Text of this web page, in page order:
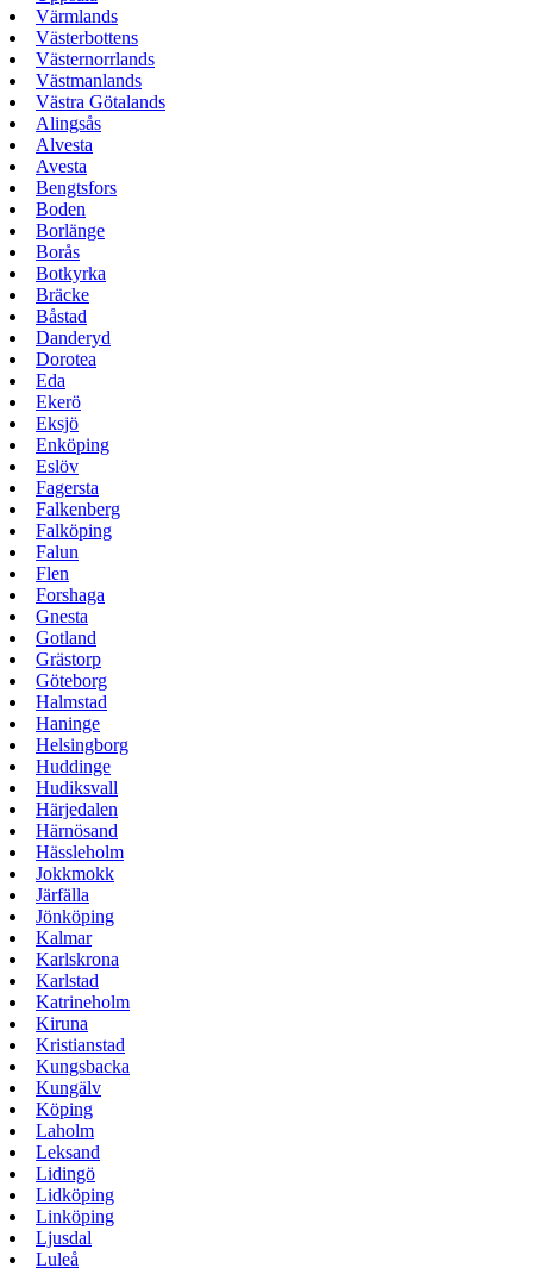
Värmlands
Västerbottens
Västernorrlands
Västmanlands
Västra Götalands
Alingsås
Alvesta
Avesta
Bengtsfors
Boden
Borlänge
Borås
Botkyrka
Bräcke
Båstad
Danderyd
Dorotea
Eda
Ekerö
Eksjö
Enköping
Eslöv
Fagersta
Falkenberg
Falköping
Falun
Flen
Forshaga
Gnesta
Gotland
Grästorp
Göteborg
Halmstad
Haninge
Helsingborg
Huddinge
Hudiksvall
Härjedalen
Härnösand
Hässleholm
Jokkmokk
Järfälla
Jönköping
Kalmar
Karlskrona
Karlstad
Katrineholm
Kiruna
Kristianstad
Kungsbacka
Kungälv
Köping
Laholm
Leksand
Lidingö
Lidköping
Linköping
Ljusdal
Luleå